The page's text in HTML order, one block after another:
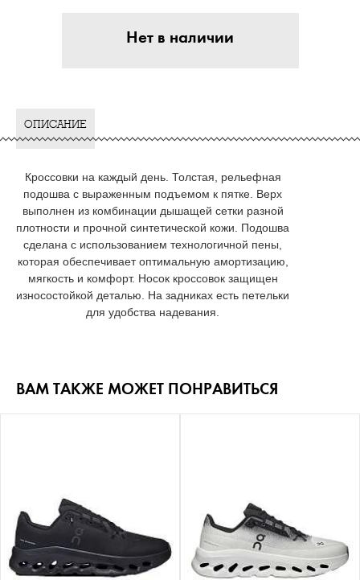
Нет в наличии
ОПИСАНИЕ
Кроссовки на каждый день. Толстая, рельефная
подошва с выраженным подъемом к пятке. Верх
выполнен из комбинации дышащей сетки разной
плотности и прочной синтетической кожи. Подошва
сделана c использованием технологичной пены,
которая обеспечивает оптимальную амортизацию,
мягкость и комфорт. Носок кроссовок защищен
износостойкой деталью. На задниках есть петельки
для удобства надевания.
ВАМ ТАКЖЕ МОЖЕТ ПОНРАВИТЬСЯ